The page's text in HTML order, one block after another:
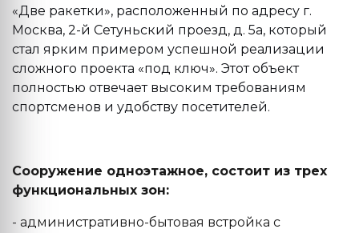
«Две ракетки», расположенный по адресу г.
Москва, 2-й Сетуньский проезд, д. 5а, который
стал ярким примером успешной реализации
сложного проекта «под ключ». Этот объект
полностью отвечает высоким требованиям
спортсменов и удобству посетителей.
Сооружение одноэтажное, состоит из трех
функциональных зон:
- административно-бытовая встройка с